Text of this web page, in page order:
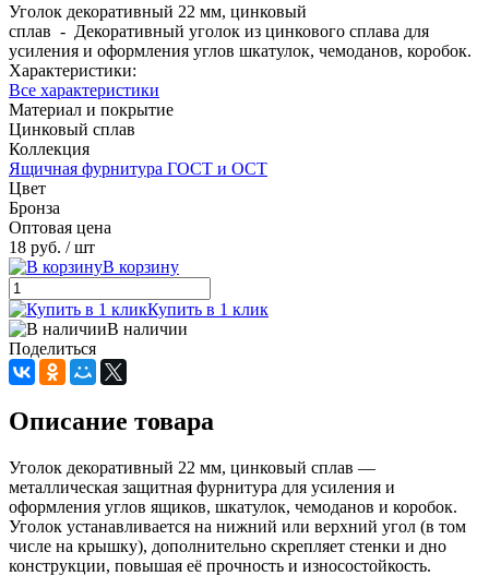
Уголок декоративный 22 мм, цинковый
сплав - Декоративный уголок из цинкового сплава для
усиления и оформления углов шкатулок, чемоданов, коробок.
Характеристики:
Все характеристики
Материал и покрытие
Цинковый сплав
Коллекция
Ящичная фурнитура ГОСТ и ОСТ
Цвет
Бронза
Оптовая цена
18 руб. / шт
В корзину
Купить в 1 клик
В наличии
Поделиться
Описание товара
Уголок декоративный 22 мм, цинковый сплав —
металлическая защитная фурнитура для усиления и
оформления углов ящиков, шкатулок, чемоданов и коробок.
Уголок устанавливается на нижний или верхний угол (в том
числе на крышку), дополнительно скрепляет стенки и дно
конструкции, повышая её прочность и износостойкость.